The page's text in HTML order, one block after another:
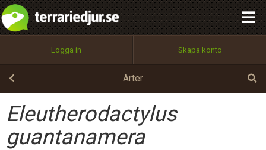
Logga in Skapa konto
Arter
Eleutherodactylus
guantanamera
Utför
100%
OK
integritetspolicy
Namn:
Epost:
Begär nytt lösenord
Tillbaka till förstasidan